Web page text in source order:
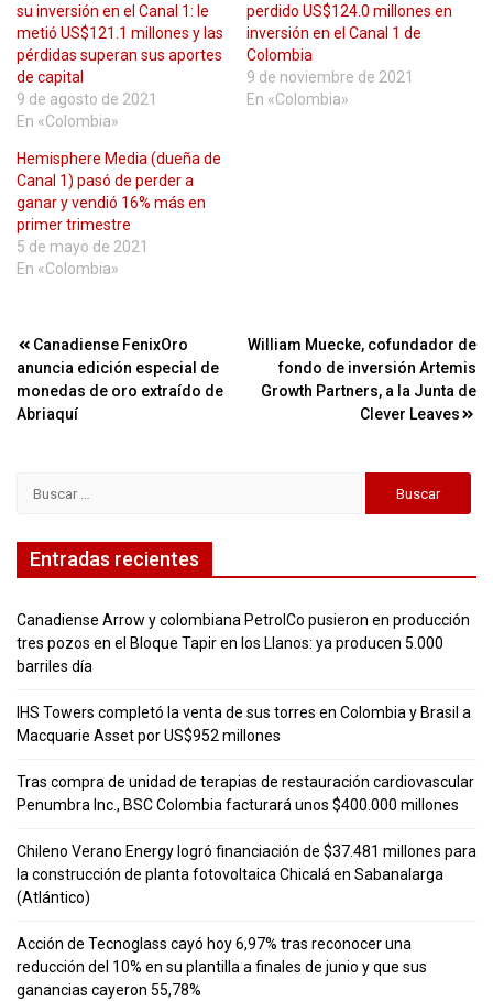
su inversión en el Canal 1: le
metió US$121.1 millones y las
pérdidas superan sus aportes
de capital
9 de agosto de 2021
En «Colombia»
perdido US$124.0 millones en
inversión en el Canal 1 de
Colombia
9 de noviembre de 2021
En «Colombia»
Hemisphere Media (dueña de
Canal 1) pasó de perder a
ganar y vendió 16% más en
primer trimestre
5 de mayo de 2021
En «Colombia»
Navegación
de
entradas
Canadiense FenixOro
anuncia edición especial de
monedas de oro extraído de
Abriaquí
William Muecke, cofundador de
fondo de inversión Artemis
Growth Partners, a la Junta de
Clever Leaves
Entradas recientes
Canadiense Arrow y colombiana PetrolCo pusieron en producción
tres pozos en el Bloque Tapir en los Llanos: ya producen 5.000
barriles día
IHS Towers completó la venta de sus torres en Colombia y Brasil a
Macquarie Asset por US$952 millones
Tras compra de unidad de terapias de restauración cardiovascular
Penumbra Inc., BSC Colombia facturará unos $400.000 millones
Chileno Verano Energy logró financiación de $37.481 millones para
la construcción de planta fotovoltaica Chicalá en Sabanalarga
(Atlántico)
Acción de Tecnoglass cayó hoy 6,97% tras reconocer una
reducción del 10% en su plantilla a finales de junio y que sus
ganancias cayeron 55,78%